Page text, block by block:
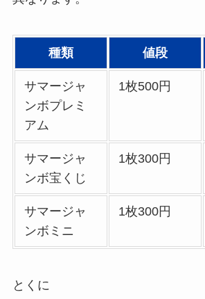
種類 値段
サマージャ
ンボプレミ
アム
1枚500円
サマージャ
ンボ宝くじ
1枚300円
サマージャ
ンボミニ
1枚300円
とくに